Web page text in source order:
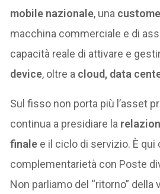
mobile nazionale, una
macchina commerciale e di
capacità reale di attivare e
device, oltre a cloud, data
Sul fisso non porta più l’asset
continua a presidiare la
finale e il ciclo di servizio. È qui
complementarietà con Poste
Non parliamo del “ritorno” della